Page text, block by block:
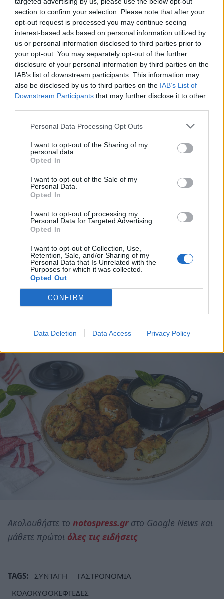
section to confirm your selection. Please note that after your
opt-out request is processed you may continue seeing
interest-based ads based on personal information utilized by
us or personal information disclosed to third parties prior to
your opt-out. You may separately opt-out of the further
disclosure of your personal information by third parties on the
IAB’s list of downstream participants. This information may
also be disclosed by us to third parties on the IAB’s List of
Downstream Participants that may further disclose it to other
Personal Data Processing Opt Outs
I want to opt-out of the Sharing of my
personal data.
Opted In
I want to opt-out of the Sale of my
Personal Data.
Opted In
I want to opt-out of processing my
Personal Data for Targeted Advertising.
Opted In
I want to opt-out of Collection, Use,
Retention, Sale, and/or Sharing of my
Personal Data that Is Unrelated with the
Purposes for which it was collected.
Opted Out
CONFIRM
Data Deletion Data Access Privacy Policy
Ακολουθήστε το notospress.grστο Google News και
μάθετε πρώτοι όλες τις ειδήσεις
TAGS: ΣΥΝΤΑΓΗ
ΓΑΣΤΡΟΝΟΜΙΑ
ΚΟΛΟΚΥΘΟΚΕΦΤΕΔΕΣ